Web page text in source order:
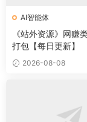
AI智能体
《站外资源》网赚
打包【每日更新】
2026-08-08